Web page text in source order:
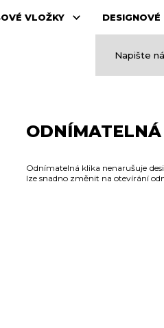
VLOŽKY DESIGNOVÉ
Napište
Odnímatelná klika nenarušuje
lze snadno změnit na otevírání